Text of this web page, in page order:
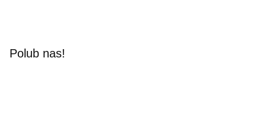
Polub nas!